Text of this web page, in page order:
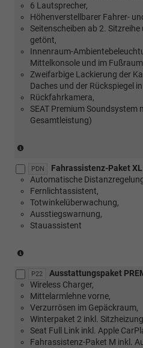
6 Lautsprecher,
Höhenverstellbarer Fahrer-
Seitenscheiben ab 2. Sitzreihe
getönt,
Innenraum-
Mittelkonsole und im
Zweifarbige Lackierung der
Daches und der Rückspiegel
Rückfahrkamera,
SEAT Premium Soundsystem
Gesamtleistung)
Verbindung
mit:
[P22]
Ausstattungspaket
PREMIUM)
PDN
Fahrassistenz-Paket
Automatische
Fernlichtassistent,
Totwinkelüberwachung,
Ausstiegswarnung,
Stauassistent
Verbindung
mit
[PTS]
Paket
Trend
XL)
P22
Ausstattungspaket
Wireless Charger,
Mittelarmlehne vorne,
Verzurrösen im Gepäckraum,
Winterpaket 2 inkl.
Seat Full Link inkl. Apple
Fahrassistenz-Paket M inkl.